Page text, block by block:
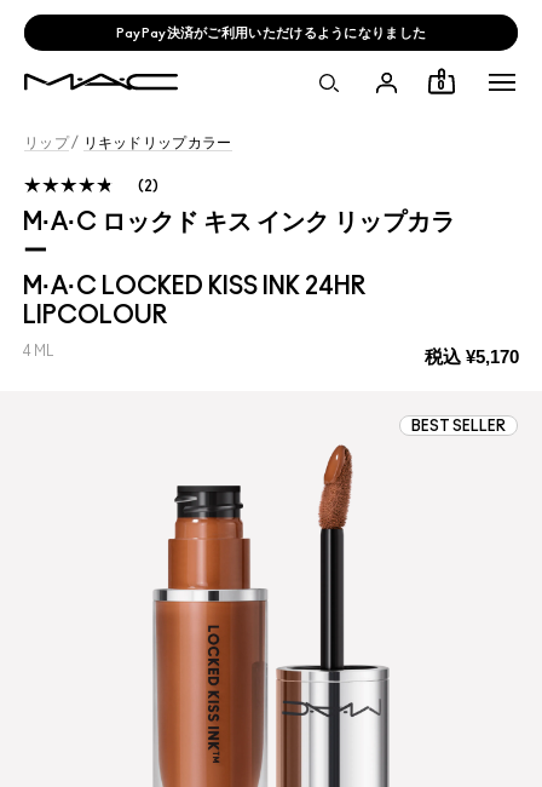
PayPay決済がご利用いただけるようになりました
0
リップ/ リキッドリップカラー
M·A·C ロックド キス インク リップカラ
ー
M·A·C LOCKED KISS INK 24HR
LIPCOLOUR
税込 ¥5,170
4 ML
2
BEST SELLER